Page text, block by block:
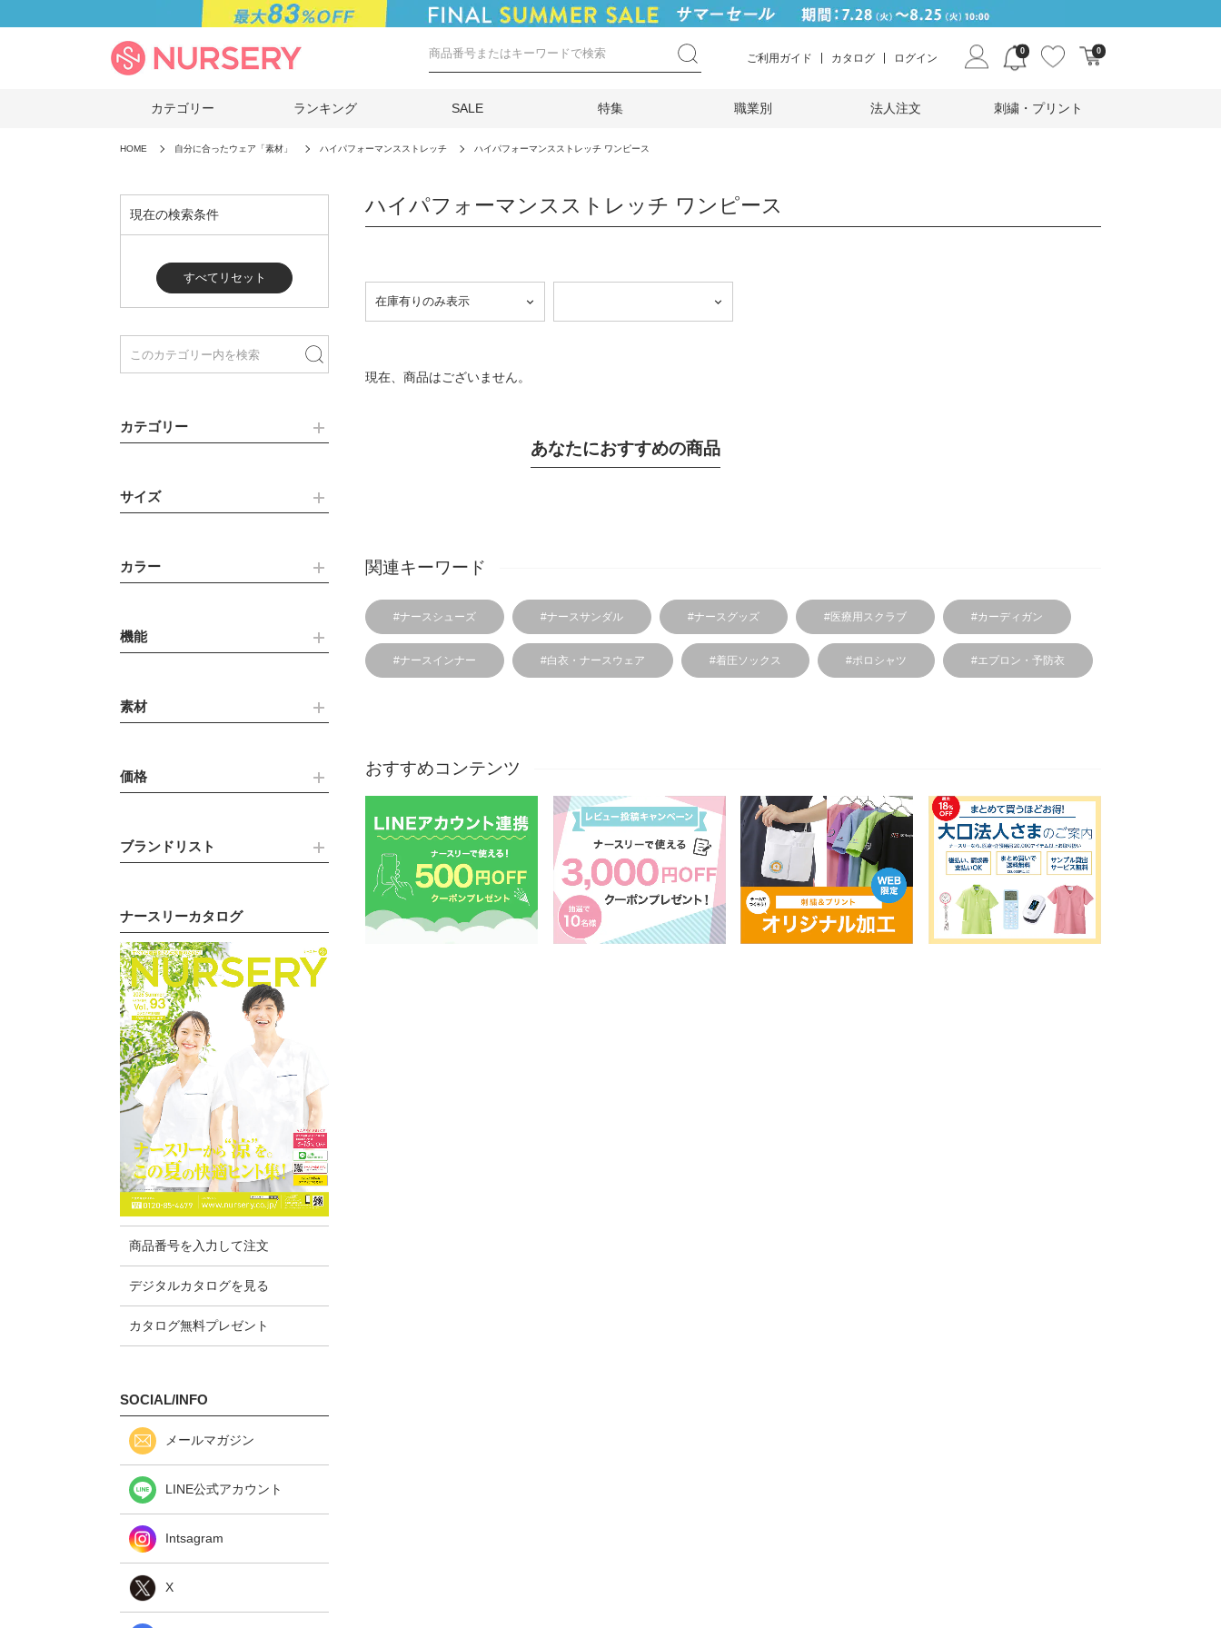
ご利用ガイド カタログ ログイン
0 0
カテゴリー ランキング SALE 特集 職業別 法人注文 刺繍・プリント
HOME 自分に合ったウェア「素材」 ハイパフォーマンスストレッチ ハイパフォーマンスストレッチ ワンピース
現在の検索条件
すべてリセット
カテゴリー
サイズ
カラー
機能
素材
価格
ブランドリスト
ナースリーカタログ
商品番号を入力して注文
デジタルカタログを見る
カタログ無料プレゼント
SOCIAL/INFO
メールマガジン
LINE公式アカウント
Intsagram
X
ハイパフォーマンスストレッチ ワンピース
現在、商品はございません。
あなたにおすすめの商品
関連キーワード
#ナースシューズ #ナースサンダル #ナースグッズ #医療用スクラブ #カーディガン
#ナースインナー #白衣・ナースウェア #着圧ソックス #ポロシャツ #エプロン・予防衣
おすすめコンテンツ